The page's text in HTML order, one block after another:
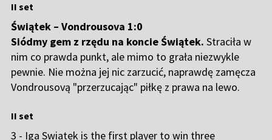
II set
Świątek – Vondrousova 1:0
Siódmy gem z rzędu na koncie Świątek.Straciła w
nim co prawda punkt, ale mimo to grała niezwykle
pewnie. Nie można jej nic zarzucić, naprawdę zamęcza
Vondrousovą "przerzucając" piłkę z prawa na lewo.
II set
3 - Iga Swiatek is the first player to win three